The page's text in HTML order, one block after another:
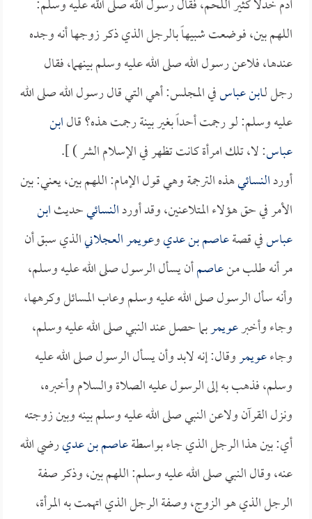
آدم خدلاً كثير اللحم، فقال رسول الله صلى الله عليه وسلم:
اللهم بين، فوضعت شبيهاً بالرجل الذي ذكر زوجها أنه وجده
عندها، فلاعن رسول الله صلى الله عليه وسلم بينهما، فقال
رجل لـابن عباسفي المجلس: أهي التي قال رسول الله صلى الله
عليه وسلم: لو رجمت أحداً بغير بينة رجمت هذه؟ قالابن
عباس: لا، تلك امرأة كانت تظهر في الإسلام الشر ) ].
أوردالنسائيهذه الترجمة وهي قول الإمام: اللهم بين، يعني: بين
الأمر في حق هؤلاء المتلاعنين، وقد أوردالنسائيحديثابن
عباسفي قصةعاصم بن عديوعويمر العجلانيالذي سبق أن
مر أنه طلب منعاصمأن يسأل الرسول صلى الله عليه وسلم،
وأنه سأل الرسول صلى الله عليه وسلم وعاب المسائل وكرهها،
وجاء وأخبرعويمربما حصل عند النبي صلى الله عليه وسلم،
وجاءعويمروقال: إنه لابد وأن يسأل الرسول صلى الله عليه
وسلم، فذهب به إلى الرسول عليه الصلاة والسلام وأخبره،
ونزل القرآن ولاعن النبي صلى الله عليه وسلم بينه وبين زوجته
أي: بين هذا الرجل الذي جاء بواسطةعاصم بن عديرضي الله
عنه، وقال النبي صلى الله عليه وسلم: اللهم بين، وذكر صفة
الرجل الذي هو الزوج، وصفة الرجل الذي اتهمت به المرأة،